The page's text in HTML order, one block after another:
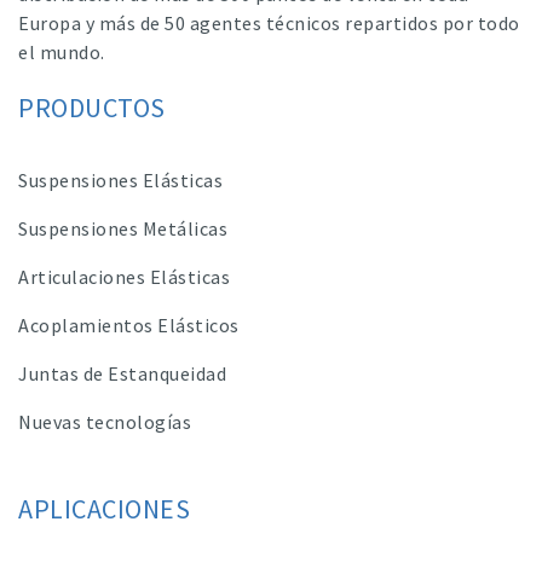
Europa y más de 50 agentes técnicos repartidos por todo
el mundo.
PRODUCTOS
Suspensiones Elásticas
Suspensiones Metálicas
Articulaciones Elásticas
Acoplamientos Elásticos
Juntas de Estanqueidad
Nuevas tecnologías
APLICACIONES